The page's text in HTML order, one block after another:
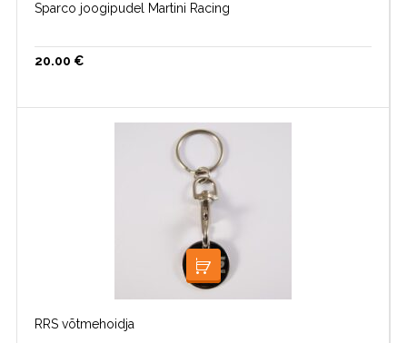
Sparco joogipudel Martini Racing
20.00 €
LISA KORVI
RRS võtmehoidja